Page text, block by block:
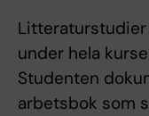
under hela
Studenten
arbetsbok som